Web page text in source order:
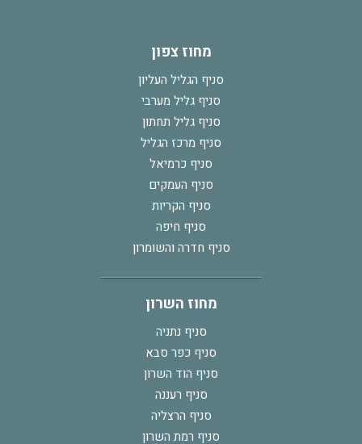
מחוז צפון
סניף הגליל העליון
סניף גליל מערבי
סניף גליל תחתון
סניף מרכז הגליל
סניף כרמיאל
סניף העמקים
סניף הקריות
סניף חיפה
סניף חדרה והשומרון
מחוז השרון
סניף נתניה
סניף כפר סבא
סניף הוד השרון
סניף רעננה
סניף הרצליה
סניף רמת השרון